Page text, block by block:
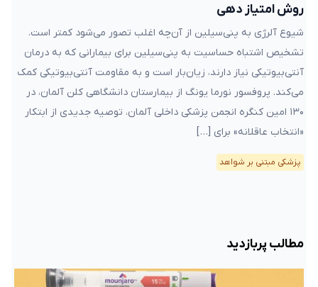
روش امتیاز دهی
شیوع آلرژی به پنی‌سیلین از آن‌چه اغلب تصور می‌شود کمتر است.
تشخیص اشتباه حساسیت به پنی‌سیلین برای بیمارانی که به درمان
آنتی‌بیوتیکی نیاز دارند، زیان‌بار است و به مقاومت آنتی‌بیوتیکی کمک
‌می‌کند. پروفسور نورما یونگ از بیمارستان دانشگاهی کلن آلمان، در
۱۳۰ امین کنگره انجمن پزشکی داخلی آلمان، توصیه جدیدی از ابتکار
«انتخاب عاقلانه» برای […]
پزشکی مبتنی بر شواهد
مطالب پربازدید